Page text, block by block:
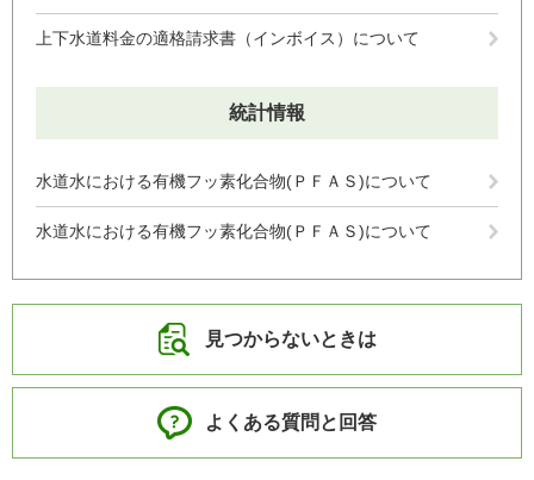
上下水道料金の適格請求書（インボイス）について
統計情報
水道水における有機フッ素化合物(ＰＦＡＳ)について
水道水における有機フッ素化合物(ＰＦＡＳ)について
見つからないときは
よくある質問と回答